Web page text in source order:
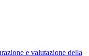
e valutazione della